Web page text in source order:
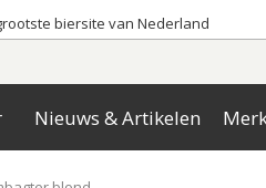
biersite van Nederland
Nieuws & Artikelen